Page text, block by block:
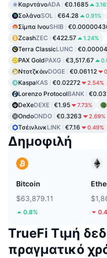
ΚαρντάνοADA €0.1685
ΣολάναSOL €64.28 0.91%
Σίμπα ΙνουSHIB
ZcashZEC €422.57 1.24%
Terra ClassicLUNC
PAX GoldPAXG €3,517.67
ΝτοτζκόινDOGE €0.06112
KaspaKAS €0.02272 2.54%
Lorenzo ProtocolBANK
DeXeDEXE €1.95 7.73%
OndoONDO €0.3263 2.69%
ΤσέινλινκLINK €7.16 0.49%
Δημοφιλή
Bitcoin
$63,879.11
0.8%
TrueFi Τιμή
πραγματικό